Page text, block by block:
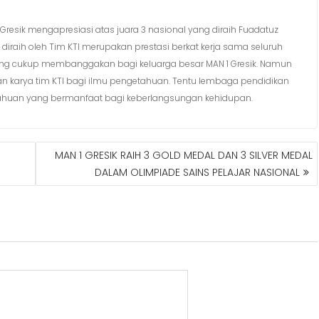
mengapresiasi atas juara 3 nasional yang diraih Fuadatuz
oleh Tim KTI merupakan prestasi berkat kerja sama seluruh
cukup membanggakan bagi keluarga besar MAN 1 Gresik. Namun
karya tim KTI bagi ilmu pengetahuan. Tentu lembaga pendidikan
yang bermanfaat bagi keberlangsungan kehidupan.
MAN 1 GRESIK RAIH 3 GOLD MEDAL DAN 3 SILVER MEDAL
DALAM OLIMPIADE SAINS PELAJAR NASIONAL